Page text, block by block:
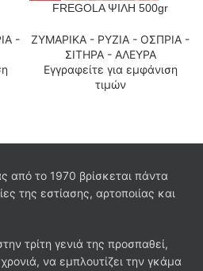
-
FREGOLA ΨΙΛΗ 500gr
ΖΥΜΑΡΙΚΑ - ΡΥΖΙΑ - ΟΣΠΡΙΑ -
ΣΙΤΗΡΑ - ΑΛΕΥΡΑ
Εγγραφείτε για εμφάνιση
τιμών
από το 1970 βρίσκεται πάντα
της εστίασης, αρτοποιίας και
τρίτη γενιά της προσπαθεί,
να εμπλουτίζει την γκάμα